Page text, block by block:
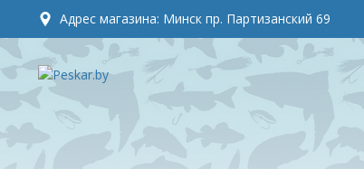
Адрес магазина: Минск пр. Партизанский 69